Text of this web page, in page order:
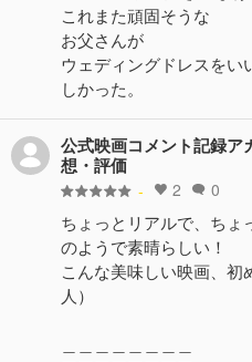
これまた頑固そうな
お父さんが
ウェディングドレスをい
しかった。
公式映画コメント記録ア
想・評価
- 2 0
ちょっとリアルで、ちょ
のようで素晴らしい！
こんな美味しい映画、
人）